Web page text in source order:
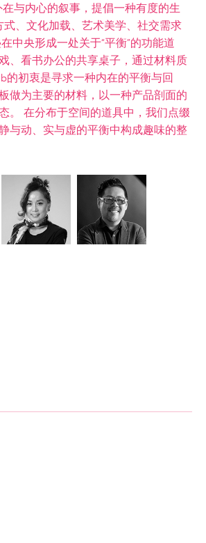
与内心的叙事，提倡一种有度的生
、文化加载、艺术美学、社交需求
中央形成一处关于“平衡”的功能道
、看书办公的共享桌子，通过材料质
的初衷是寻求一种内在的平衡与回
做为主要的材料，以一种产品剖面的
。 在分布于空间的道具中，我们点缀
与动、实与虚的平衡中构成趣味的整